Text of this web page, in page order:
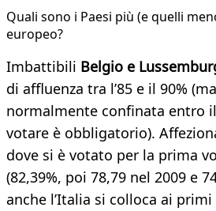
Quali sono i Paesi più (e quelli
europeo?
Imbattibili Belgio e
di affluenza tra l’85 e il 90%
normalmente confinata entro
votare è obbligatorio).
dove si è votato per la prima
(82,39%, poi 78,79 nel 2009 e
anche l’Italia si colloca ai